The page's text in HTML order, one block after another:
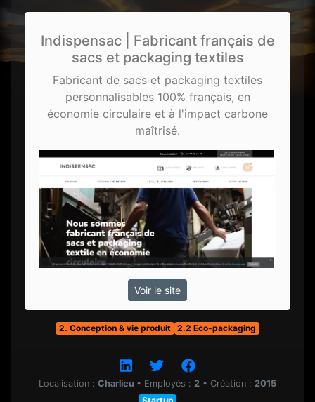
Indispensac | Fabricant français de
sacs et packaging textiles
Fabricant de sacs et packaging textiles
personnalisables 100% français, en
économie circulaire et à l'impact carbone
maîtrisé.
Voir le site
2. Conception & vie produit 2.2 Eco-packaging
Localisation : Charlieu • Employés : 2 • Création : 2015